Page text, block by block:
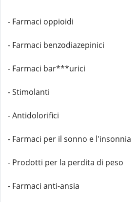
- Farmaci oppioidi
- Farmaci benzodiazepinici
- Farmaci bar***urici
- Stimolanti
- Antidolorifici
- Farmaci per il sonno e l'insonnia
- Prodotti per la perdita di peso
- Farmaci anti-ansia